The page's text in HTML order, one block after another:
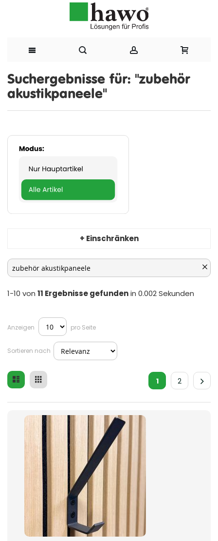
zum
Inhalt
Suchergebnisse für: "zubehör
akustikpaneele"
+ Einschränken
1-10 von 11 Ergebnisse gefundenin 0.002 Sekunden
Anzeigen pro Seite
Sortieren nach
1 2
Ansicht
Liste Raster